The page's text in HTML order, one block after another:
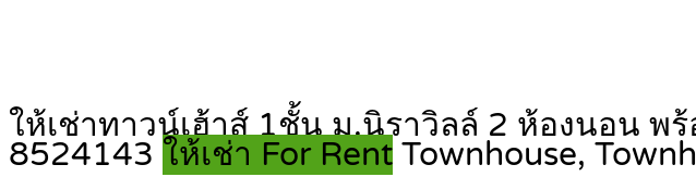
ให้เช่าทาวน์เฮ้าส์ 1ชั้น ม.นิราวิลล์ 2 ห้องนอน
8524143 ให้เช่า For Rent Townhouse,